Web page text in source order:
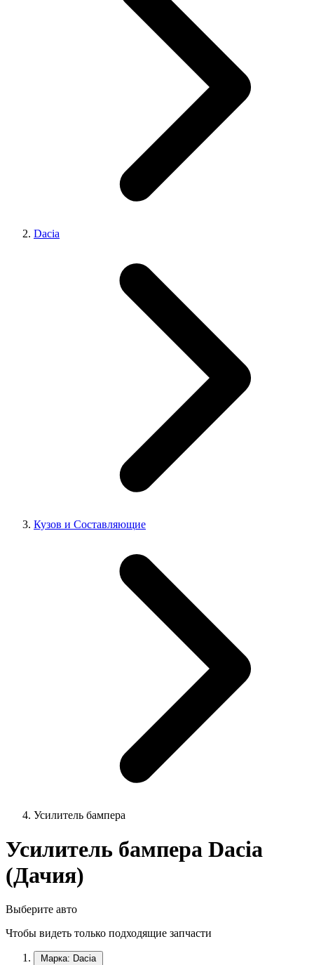
Dacia
Кузов и Составляющие
Усилитель бампера
Усилитель бампера Dacia
(Дачия)
Выберите авто
Чтобы видеть только подходящие запчасти
Марка: Dacia